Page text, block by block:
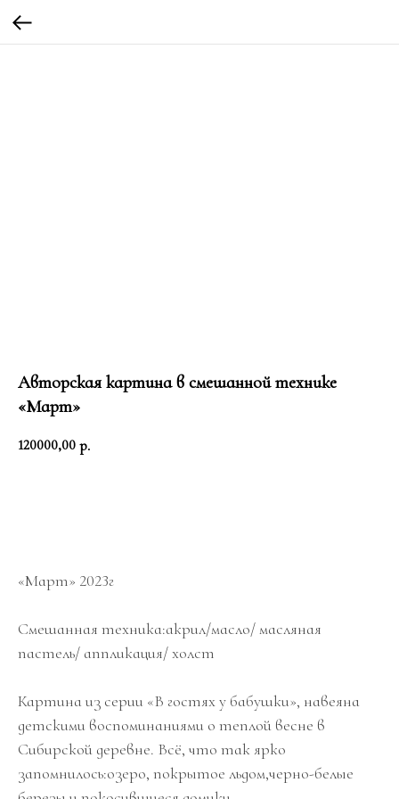
Авторская картина в смешанной технике
«Март»
120000,00 р.
«Март» 2023г
Смешанная техника:акрил/масло/ масляная
пастель/ аппликация/ холст
Картина из серии «В гостях у бабушки», навеяна
детскими воспоминаниями о теплой весне в
Сибирской деревне. Всё, что так ярко
запомнилось:озеро, покрытое льдом,черно-белые